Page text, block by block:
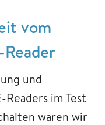
vom
und
im Test
waren wir